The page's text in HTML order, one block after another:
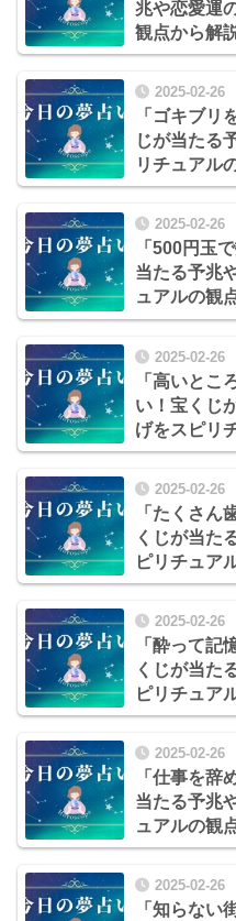
兆や恋愛運
観点から解
2025-02-26
「ゴキブリ
じが当たる
リチュアル
2025-02-26
「500円玉
当たる予兆
ュアルの観
2025-02-26
「高いとこ
い！宝くじ
げをスピリ
2025-02-26
「たくさん
くじが当た
ピリチュア
2025-02-26
「酔って記
くじが当た
ピリチュア
2025-02-26
「仕事を辞
当たる予兆
ュアルの観
2025-02-26
「知らない